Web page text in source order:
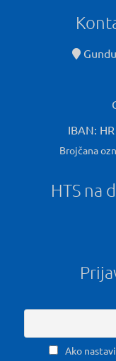
IBAN:
Brojčana
HTS na
Ako